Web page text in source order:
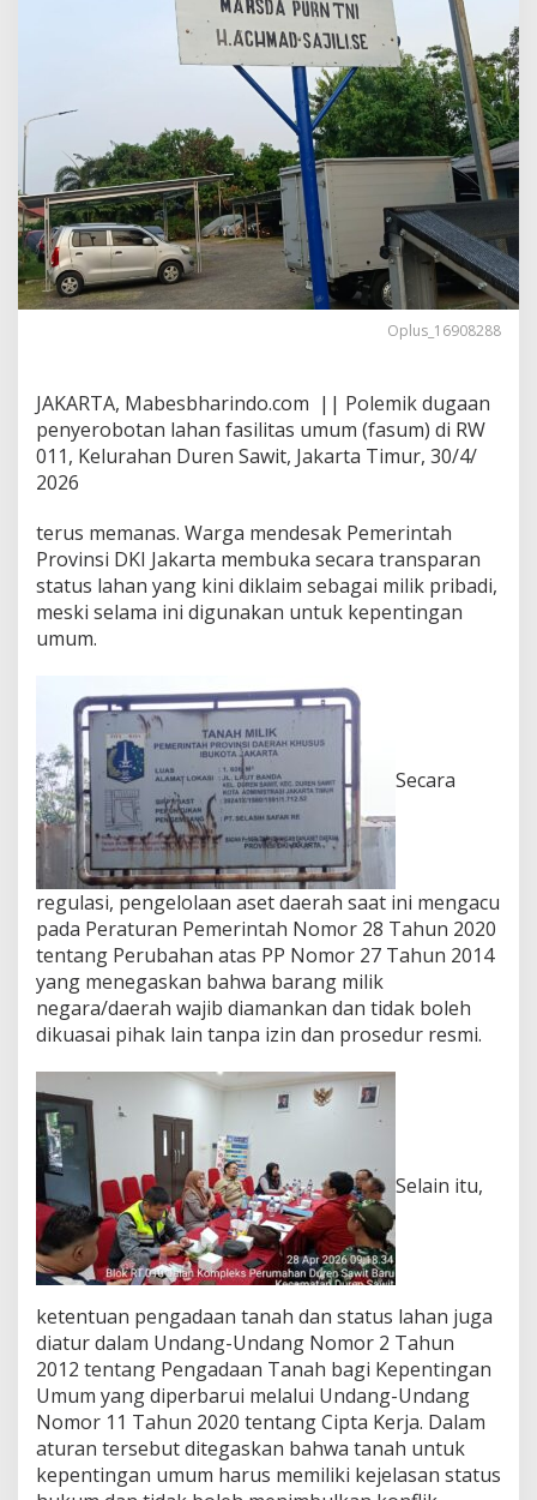
T
m
n
g
T
i
n
d
i
h
e
n
S
a
t
,
W
a
r
e
s
a
k
P
e
m
p
r
o
v
K
B
u
a
D
A
s
e
t
Oplus_16908288
JAKARTA, Mabesbharindo.com || Polemik dugaan
penyerobotan lahan fasilitas umum (fasum) di RW
011, Kelurahan Duren Sawit, Jakarta Timur, 30/4/
2026
terus memanas. Warga mendesak Pemerintah
Provinsi DKI Jakarta membuka secara transparan
status lahan yang kini diklaim sebagai milik pribadi,
meski selama ini digunakan untuk kepentingan
umum.
Secara
regulasi, pengelolaan aset daerah saat ini mengacu
pada Peraturan Pemerintah Nomor 28 Tahun 2020
tentang Perubahan atas PP Nomor 27 Tahun 2014
yang menegaskan bahwa barang milik
negara/daerah wajib diamankan dan tidak boleh
dikuasai pihak lain tanpa izin dan prosedur resmi.
Selain itu,
ketentuan pengadaan tanah dan status lahan juga
diatur dalam Undang-Undang Nomor 2 Tahun
2012 tentang Pengadaan Tanah bagi Kepentingan
Umum yang diperbarui melalui Undang-Undang
Nomor 11 Tahun 2020 tentang Cipta Kerja. Dalam
aturan tersebut ditegaskan bahwa tanah untuk
kepentingan umum harus memiliki kejelasan status